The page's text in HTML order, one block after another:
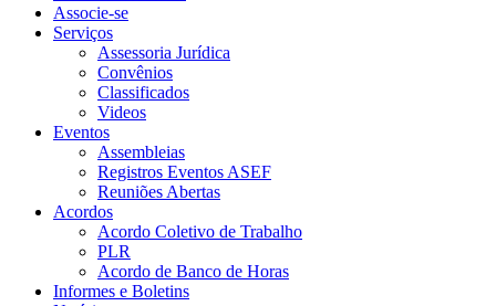
Associe-se
Serviços
Assessoria Jurídica
Convênios
Classificados
Videos
Eventos
Assembleias
Registros Eventos ASEF
Reuniões Abertas
Acordos
Acordo Coletivo de Trabalho
PLR
Acordo de Banco de Horas
Informes e Boletins